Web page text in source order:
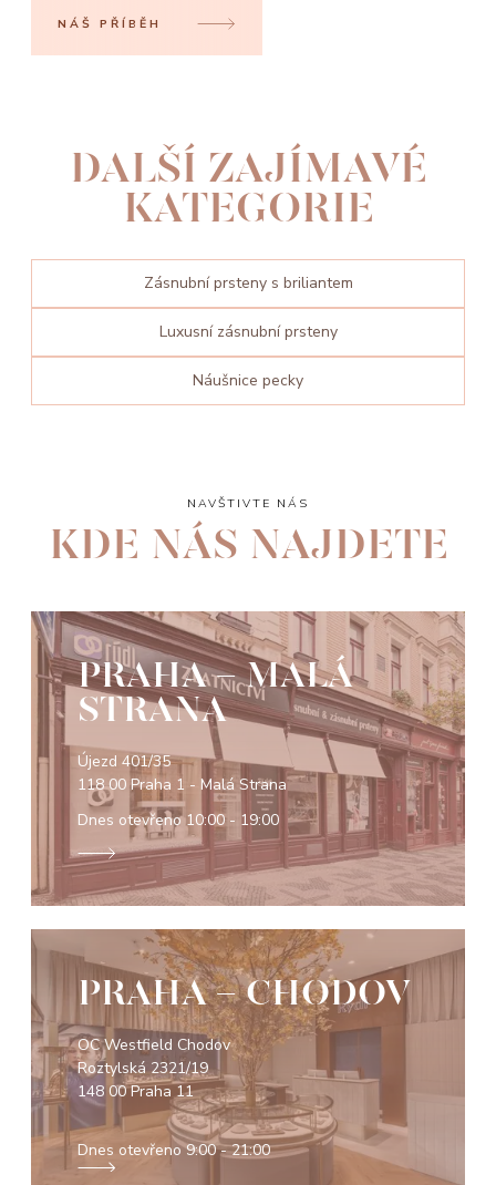
NÁŠ PŘÍBĚH
DALŠÍ ZAJÍMAVÉ
KATEGORIE
Zásnubní prsteny s briliantem
Luxusní zásnubní prsteny
Náušnice pecky
NAVŠTIVTE NÁS
KDE NÁS NAJDETE
PRAHA - MALÁ
STRANA
Újezd 401/35
118 00 Praha 1 - Malá Strana
Dnes otevřeno10:00 - 19:00
PRAHA - CHODOV
OC Westfield Chodov
Roztylská 2321/19
148 00 Praha 11
Dnes otevřeno9:00 - 21:00